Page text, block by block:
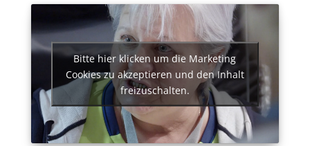
Bitte hier klicken um die Marketing
Cookies zu akzeptieren und den Inhalt
freizuschalten.